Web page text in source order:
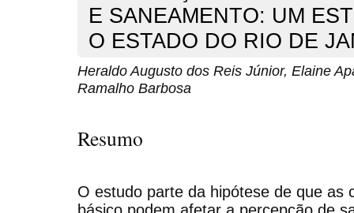
E SANEAMENTO: UM
O ESTADO DO RIO DE
Heraldo Augusto dos Reis Júnior, Elaine
Ramalho Barbosa
Resumo
O estudo parte da hipótese de que as
básico podem afetar a percepção de